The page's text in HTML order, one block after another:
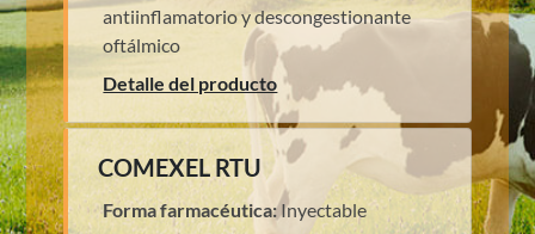
antiinflamatorio y descongestionante
oftálmico
Detalle del producto
COMEXEL RTU
Forma farmacéutica:Inyectable